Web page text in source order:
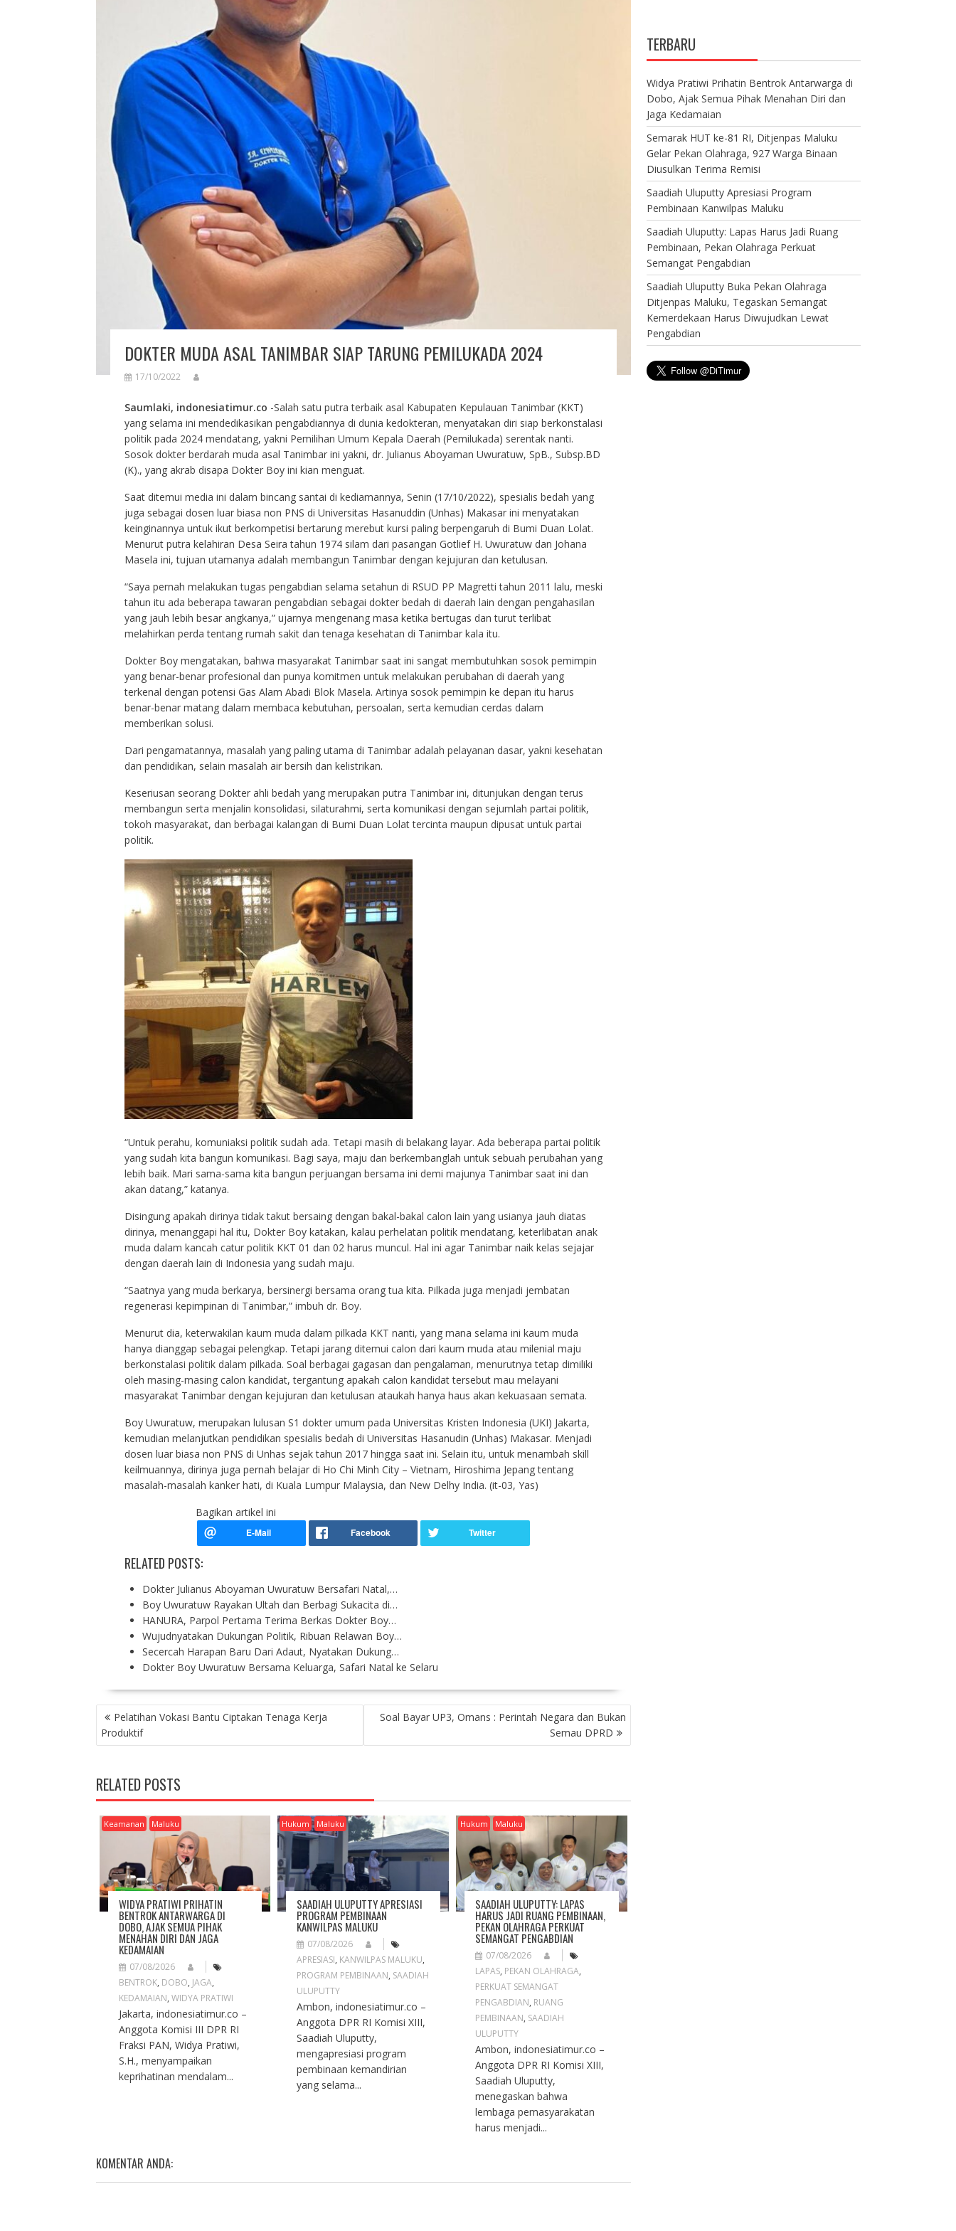
DOKTER MUDA ASAL TANIMBAR SIAP TARUNG PEMILUKADA 2024
17/10/2022
Saumlaki, indonesiatimur.co -Salah satu putra terbaik asal Kabupaten Kepulauan Tanimbar (KKT)
yang selama ini mendedikasikan pengabdiannya di dunia kedokteran, menyatakan diri siap berkonstalasi
politik pada 2024 mendatang, yakni Pemilihan Umum Kepala Daerah (Pemilukada) serentak nanti.
Sosok dokter berdarah muda asal Tanimbar ini yakni, dr. Julianus Aboyaman Uwuratuw, SpB., Subsp.BD
(K)., yang akrab disapa Dokter Boy ini kian menguat.
Saat ditemui media ini dalam bincang santai di kediamannya, Senin (17/10/2022), spesialis bedah yang
juga sebagai dosen luar biasa non PNS di Universitas Hasanuddin (Unhas) Makasar ini menyatakan
keinginannya untuk ikut berkompetisi bertarung merebut kursi paling berpengaruh di Bumi Duan Lolat.
Menurut putra kelahiran Desa Seira tahun 1974 silam dari pasangan Gotlief H. Uwuratuw dan Johana
Masela ini, tujuan utamanya adalah membangun Tanimbar dengan kejujuran dan ketulusan.
“Saya pernah melakukan tugas pengabdian selama setahun di RSUD PP Magretti tahun 2011 lalu, meski
tahun itu ada beberapa tawaran pengabdian sebagai dokter bedah di daerah lain dengan pengahasilan
yang jauh lebih besar angkanya,” ujarnya mengenang masa ketika bertugas dan turut terlibat
melahirkan perda tentang rumah sakit dan tenaga kesehatan di Tanimbar kala itu.
Dokter Boy mengatakan, bahwa masyarakat Tanimbar saat ini sangat membutuhkan sosok pemimpin
yang benar-benar profesional dan punya komitmen untuk melakukan perubahan di daerah yang
terkenal dengan potensi Gas Alam Abadi Blok Masela. Artinya sosok pemimpin ke depan itu harus
benar-benar matang dalam membaca kebutuhan, persoalan, serta kemudian cerdas dalam
memberikan solusi.
Dari pengamatannya, masalah yang paling utama di Tanimbar adalah pelayanan dasar, yakni kesehatan
dan pendidikan, selain masalah air bersih dan kelistrikan.
Keseriusan seorang Dokter ahli bedah yang merupakan putra Tanimbar ini, ditunjukan dengan terus
membangun serta menjalin konsolidasi, silaturahmi, serta komunikasi dengan sejumlah partai politik,
tokoh masyarakat, dan berbagai kalangan di Bumi Duan Lolat tercinta maupun dipusat untuk partai
politik.
“Untuk perahu, komuniaksi politik sudah ada. Tetapi masih di belakang layar. Ada beberapa partai politik
yang sudah kita bangun komunikasi. Bagi saya, maju dan berkembanglah untuk sebuah perubahan yang
lebih baik. Mari sama-sama kita bangun perjuangan bersama ini demi majunya Tanimbar saat ini dan
akan datang,” katanya.
Disingung apakah dirinya tidak takut bersaing dengan bakal-bakal calon lain yang usianya jauh diatas
dirinya, menanggapi hal itu, Dokter Boy katakan, kalau perhelatan politik mendatang, keterlibatan anak
muda dalam kancah catur politik KKT 01 dan 02 harus muncul. Hal ini agar Tanimbar naik kelas sejajar
dengan daerah lain di Indonesia yang sudah maju.
“Saatnya yang muda berkarya, bersinergi bersama orang tua kita. Pilkada juga menjadi jembatan
regenerasi kepimpinan di Tanimbar,” imbuh dr. Boy.
Menurut dia, keterwakilan kaum muda dalam pilkada KKT nanti, yang mana selama ini kaum muda
hanya dianggap sebagai pelengkap. Tetapi jarang ditemui calon dari kaum muda atau milenial maju
berkonstalasi politik dalam pilkada. Soal berbagai gagasan dan pengalaman, menurutnya tetap dimiliki
oleh masing-masing calon kandidat, tergantung apakah calon kandidat tersebut mau melayani
masyarakat Tanimbar dengan kejujuran dan ketulusan ataukah hanya haus akan kekuasaan semata.
Boy Uwuratuw, merupakan lulusan S1 dokter umum pada Universitas Kristen Indonesia (UKI) Jakarta,
kemudian melanjutkan pendidikan spesialis bedah di Universitas Hasanudin (Unhas) Makasar. Menjadi
dosen luar biasa non PNS di Unhas sejak tahun 2017 hingga saat ini. Selain itu, untuk menambah skill
keilmuannya, dirinya juga pernah belajar di Ho Chi Minh City – Vietnam, Hiroshima Jepang tentang
masalah-masalah kanker hati, di Kuala Lumpur Malaysia, dan New Delhy India. (it-03, Yas)
Bagikan artikel ini
RELATED POSTS:
Dokter Julianus Aboyaman Uwuratuw Bersafari Natal,…
Boy Uwuratuw Rayakan Ultah dan Berbagi Sukacita di…
HANURA, Parpol Pertama Terima Berkas Dokter Boy…
Wujudnyatakan Dukungan Politik, Ribuan Relawan Boy…
Secercah Harapan Baru Dari Adaut, Nyatakan Dukung…
Dokter Boy Uwuratuw Bersama Keluarga, Safari Natal ke Selaru
P
O
S
N
A
V
G
O
N
Pelatihan Vokasi Bantu Ciptakan Tenaga Kerja
Produktif
Soal Bayar UP3, Omans : Perintah Negara dan Bukan
Semau DPRD
RELATED POSTS
Keamanan Maluku
WIDYA PRATIWI PRIHATIN
BENTROK ANTARWARGA DI
DOBO, AJAK SEMUA PIHAK
MENAHAN DIRI DAN JAGA
KEDAMAIAN
07/08/2026
BENTROK, DOBO, JAGA,
KEDAMAIAN, WIDYA PRATIWI
Jakarta, indonesiatimur.co –
Anggota Komisi III DPR RI
Fraksi PAN, Widya Pratiwi,
S.H., menyampaikan
keprihatinan mendalam...
Hukum Maluku
SAADIAH ULUPUTTY APRESIASI
PROGRAM PEMBINAAN
KANWILPAS MALUKU
07/08/2026
APRESIASI, KANWILPAS MALUKU,
PROGRAM PEMBINAAN, SAADIAH
ULUPUTTY
Ambon, indonesiatimur.co –
Anggota DPR RI Komisi XIII,
Saadiah Uluputty,
mengapresiasi program
pembinaan kemandirian
yang selama...
Hukum Maluku
SAADIAH ULUPUTTY: LAPAS
HARUS JADI RUANG PEMBINAAN,
PEKAN OLAHRAGA PERKUAT
SEMANGAT PENGABDIAN
07/08/2026
LAPAS, PEKAN OLAHRAGA,
PERKUAT SEMANGAT
PENGABDIAN, RUANG
PEMBINAAN, SAADIAH
ULUPUTTY
Ambon, indonesiatimur.co –
Anggota DPR RI Komisi XIII,
Saadiah Uluputty,
menegaskan bahwa
lembaga pemasyarakatan
harus menjadi...
KOMENTAR ANDA:
TERBARU
Widya Pratiwi Prihatin Bentrok Antarwarga di
Dobo, Ajak Semua Pihak Menahan Diri dan
Jaga Kedamaian
Semarak HUT ke-81 RI, Ditjenpas Maluku
Gelar Pekan Olahraga, 927 Warga Binaan
Diusulkan Terima Remisi
Saadiah Uluputty Apresiasi Program
Pembinaan Kanwilpas Maluku
Saadiah Uluputty: Lapas Harus Jadi Ruang
Pembinaan, Pekan Olahraga Perkuat
Semangat Pengabdian
Saadiah Uluputty Buka Pekan Olahraga
Ditjenpas Maluku, Tegaskan Semangat
Kemerdekaan Harus Diwujudkan Lewat
Pengabdian